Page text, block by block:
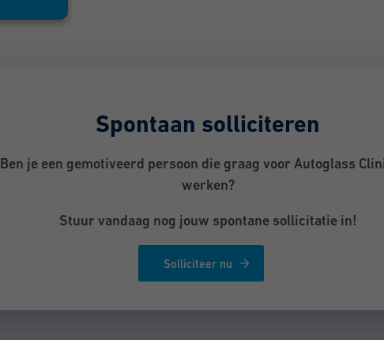
Spontaan solliciteren
Ben je een gemotiveerd persoon die graag voor Autoglass
werken?
Stuur vandaag nog jouw spontane sollicitatie in!
Solliciteer nu